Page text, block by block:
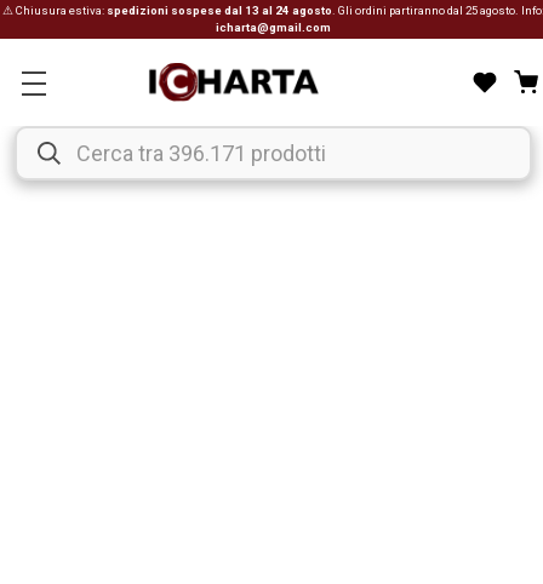
⚠ Chiusura estiva: spedizioni sospese dal 13 al 24 agosto . Gli ordini partiranno dal 25 agosto. Info:
icharta@gmail.com